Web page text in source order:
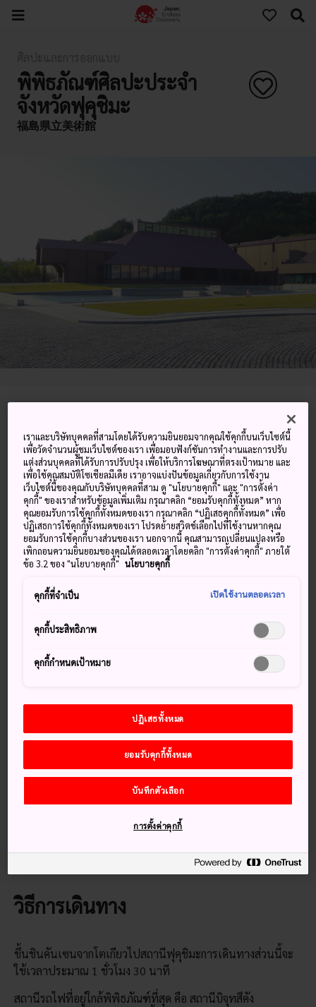
พิพิธภัณฑ์ศิลปะประจำ
จังหวัดฟุคุชิมะ
福島県立美術館
ken
ดูบน Google Maps
ดูข้อมูลการต่อเครื่องบิน
คำสำคัญ แผนที่
การรวบรวมผลงานศิลปะของญี่ปุ่น
ฝรั่งเศส และอเมริกันชิ้นเยี่ยมที่คัด
สรรมาอย่างดีที่สุด
พิพิธภัณฑ์ศิลปะประจำจังหวัดฟุคุชิมะมีภาพวาดกว่า 3,800 ชิ้น
เก็บภาพวาดที่สำคัญมากมายหลายชิ้น เช่น ภาพของไดโกะฟุคุริว
มารุ ซึ่งเป็นเรือหาปลาของญี่ปุ่นที่ถูกจับในระหว่างการระเบิดใน
การทดลองระเบิดไฮโดรเจนที่เกาะปะการังบิกินีอะทอลล์
เกร็ดน่าสนใจ
การออกแบบของอาคารแสดงให้เห็นรูปแบบสถาปัตยกรรม
วิธีการเดินทาง
ขึ้นชินคันเซนจากโตเกียวไปสถานีฟุคุชิมะการเดินทางส่วนนี้จะ
ใช้เวลาประมาณ 1 ชั่วโมง 30 นาที
สถานีรถไฟที่อยู่ใกล้พิพิธภัณฑ์ที่สุด คือ สถานีบิจุทสึคัง
เราและบริษัทบุคคลที่สามโดยได้รับความยินยอมจากคุณใช้คุกกี้บนเว็บไซต์นี้
เพื่อวัดจำนวนผู้ชมเว็บไซต์ของเรา เพื่อมอบฟังก์ชันการทำงานและการปรับ
แต่งส่วนบุคคลที่ได้รับการปรับปรุง เพื่อให้บริการโฆษณาที่ตรงเป้าหมาย และ
เพื่อใช้คุณสมบัติโซเชียลมีเดีย เราอาจแบ่งปันข้อมูลเกี่ยวกับการใช้งาน
เว็บไซต์นี้ของคุณกับบริษัทบุคคลที่สาม ดู "นโยบายคุกกี้" และ "การตั้งค่า
คุกกี้" ของเราสำหรับข้อมูลเพิ่มเติม กรุณาคลิก “ยอมรับคุกกี้ทั้งหมด” หาก
คุณยอมรับการใช้คุกกี้ทั้งหมดของเรา กรุณาคลิก “ปฏิเสธคุกกี้ทั้งหมด” เพื่อ
ปฏิเสธการใช้คุกกี้ทั้งหมดของเรา โปรดย้ายสวิตช์เลือกไปที่ใช้งานหากคุณ
ยอมรับการใช้คุกกี้บางส่วนของเรา นอกจากนี้ คุณสามารถเปลี่ยนแปลงหรือ
เพิกถอนความยินยอมของคุณได้ตลอดเวลาโดยคลิก "การตั้งค่าคุกกี้" ภายใต้
ข้อ 3.2 ของ "นโยบายคุกกี้" นโยบายคุกกี้
คุกกี้ที่จำเป็น เปิดใช้งานตลอดเวลา
คุกกี้ประสิทธิภาพ
คุกกี้กำหนดเป้าหมาย
ปฏิเสธทั้งหมด
ยอมรับคุกกี้ทั้งหมด
บันทึกตัวเลือก
การตั้งค่าคุกกี้